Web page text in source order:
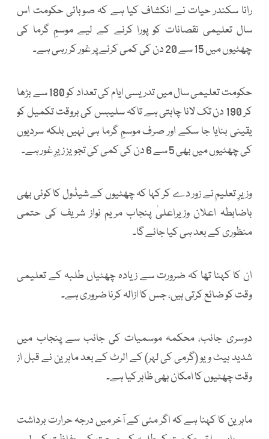
رانا سکندر حیات نے انکشاف کیا ہے کہ صوبائی حکومت اس
سال تعلیمی نقصانات کو پورا کرنے کے لیے موسمِ گرما کی
چھٹیوں میں 15 سے 20 دن کی کمی کرنے پر غور کر رہی ہے۔
حکومت تعلیمی سال میں تدریسی ایام کی تعداد کو 180 سے بڑھا
کر 190 دن تک لانا چاہتی ہے تاکہ سلیبس کی بروقت تکمیل کو
یقینی بنایا جا سکے اور صرف موسمِ گرما ہی نہیں بلکہ سردیوں
کی چھٹیوں میں بھی 5 سے 6 دن کی کمی کی تجویز زیرِ غور ہے۔
وزیرِ تعلیم نے زور دے کر کہا کہ چھٹیوں کے شیڈول کا کوئی بھی
باضابطہ اعلان وزیراعلیٰ پنجاب مریم نواز شریف کی حتمی
منظوری کے بعد ہی کیا جائے گا۔
ان کا کہنا تھا کہ ضرورت سے زیادہ چھٹیاں طلبہ کے تعلیمی
وقت کو ضائع کرتی ہیں، جس کا ازالہ کرنا ضروری ہے۔
دوسری جانب، محکمہ موسمیات کی جانب سے پنجاب میں
شدید ہیٹ ویو (گرمی کی لہر) کے الرٹ کے بعد ماہرین نے قبل از
وقت چھٹیوں کا امکان بھی ظاہر کیا ہے۔
ماہرین کا کہنا ہے کہ اگر مئی کے آخر میں درجہ حرارت برداشت